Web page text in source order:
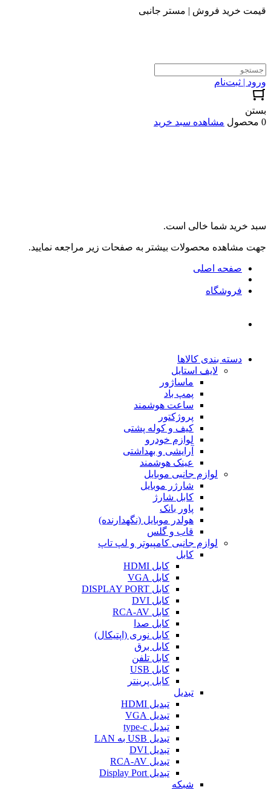
قیمت خرید فروش | مستر جانبی
ورود | ثبت‌نام
بستن
0 محصول
مشاهده سبد خرید
سبد خرید شما خالی است.
جهت مشاهده محصولات بیشتر به صفحات زیر مراجعه نمایید.
صفحه اصلی
فروشگاه
دسته بندی کالاها
لایف استایل
ماساژور
پمپ باد
ساعت هوشمند
پروژکتور
کیف و کوله پشتی
لوازم خودرو
آرایشی و بهداشتی
عینک هوشمند
لوازم جانبی موبایل
شارژر موبایل
کابل شارژ
پاور بانک
هولدر موبایل (نگهدارنده)
قاب و گلس
لوازم جانبی کامپیوتر و لپ تاپ
کابل
کابل HDMI
کابل VGA
کابل DISPLAY PORT
کابل DVI
کابل RCA-AV
کابل صدا
کابل نوری (اپتیکال)
کابل برق
کابل تلفن
کابل USB
کابل پرینتر
تبدیل
تبدیل HDMI
تبدیل VGA
تبدیل type-c
تبدیل USB به LAN
تبدیل DVI
تبدیل RCA-AV
تبدیل Display Port
شبکه